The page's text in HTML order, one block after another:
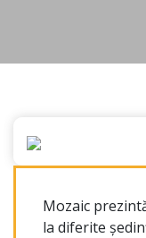
Mozaic
la diferite